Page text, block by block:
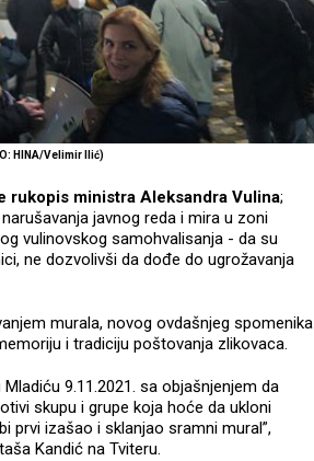
HINA/Velimir Ilić)
rukopis ministra Aleksandra Vulina;
javnog reda i mira u zoni
vulinovskog samohvalisanja - da su
ne dozvolivši da dođe do ugrožavanja
murala, novog ovdašnjeg spomenika
i tradiciju poštovanja zlikovaca.
9.11.2021. sa objašnjenjem da
skupu i grupe koja hoće da ukloni
prvi izašao i sklanjao sramni mural”,
Kandić na Tviteru.